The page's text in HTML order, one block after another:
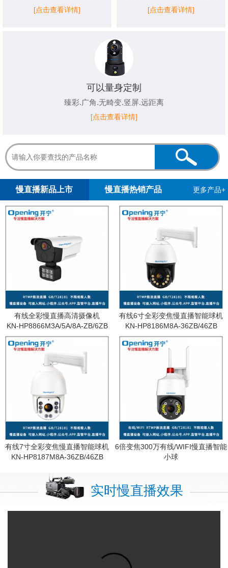
[点击查看详情] [点击查看详情]
可以量身定制
臻彩.广角.无畸变.竖屏.远距离
[点击查看详情]
慢直播新品上市 慢直播热销产品 更多产品+
有线全彩慢直播高清摄像机
KN-HP8866M3A/5A/8A-ZB/6ZB
有线6寸全彩变焦慢直播智能球机
KN-HP8186M8A-36ZB/46ZB
有线7寸全彩变焦慢直播智能球机
KN-HP8187M8A-36ZB/46ZB
6倍变焦300万有线/WIFI慢直播智能
小球
实时慢直播效果